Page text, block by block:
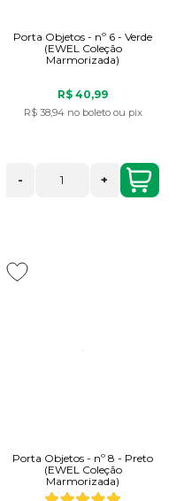
Porta Objetos - nº 6 - Verde
(EWEL Coleção
Marmorizada)
R$ 40,99
R$ 38,94 no boleto ou pix
- +
Porta Objetos - nº 8 - Preto
(EWEL Coleção
Marmorizada)